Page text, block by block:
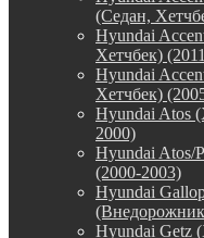
(Седан,
Hyundai
Хетчбек)
Hyundai
Хетчбек)
Hyundai Atos
2000)
Hyundai Atos/
(2000-2003)
Hyundai
Hyundai Getz